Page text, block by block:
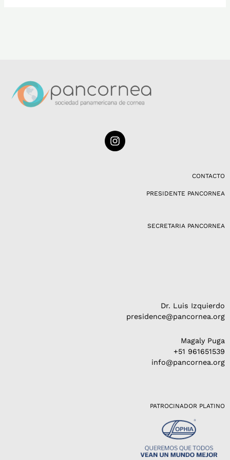
I
n
CONTACTO
PRESIDENTE PANCORNEA
SECRETARIA PANCORNEA
Dr. Luis Izquierdo
presidence@pancornea.org
Magaly Puga
+51 961651539
info@pancornea.org
PATROCINADOR PLATINO